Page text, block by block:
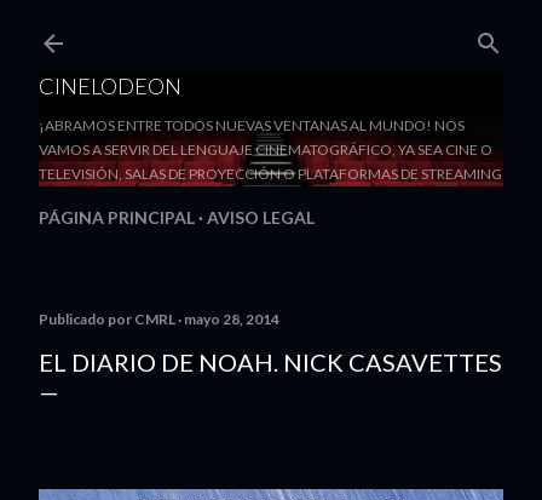
CINELODEON
¡ABRAMOS ENTRE TODOS NUEVAS VENTANAS AL MUNDO! NOS
VAMOS A SERVIR DEL LENGUAJE CINEMATOGRÁFICO, YA SEA CINE O
TELEVISIÓN, SALAS DE PROYECCIÓN O PLATAFORMAS DE STREAMING
PÁGINA PRINCIPAL AVISO LEGAL
Publicado por CMRL mayo 28, 2014
EL DIARIO DE NOAH. NICK CASAVETTES